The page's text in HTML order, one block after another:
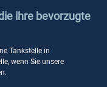
ihre bevorzugte
Tankstelle in
wenn Sie unsere